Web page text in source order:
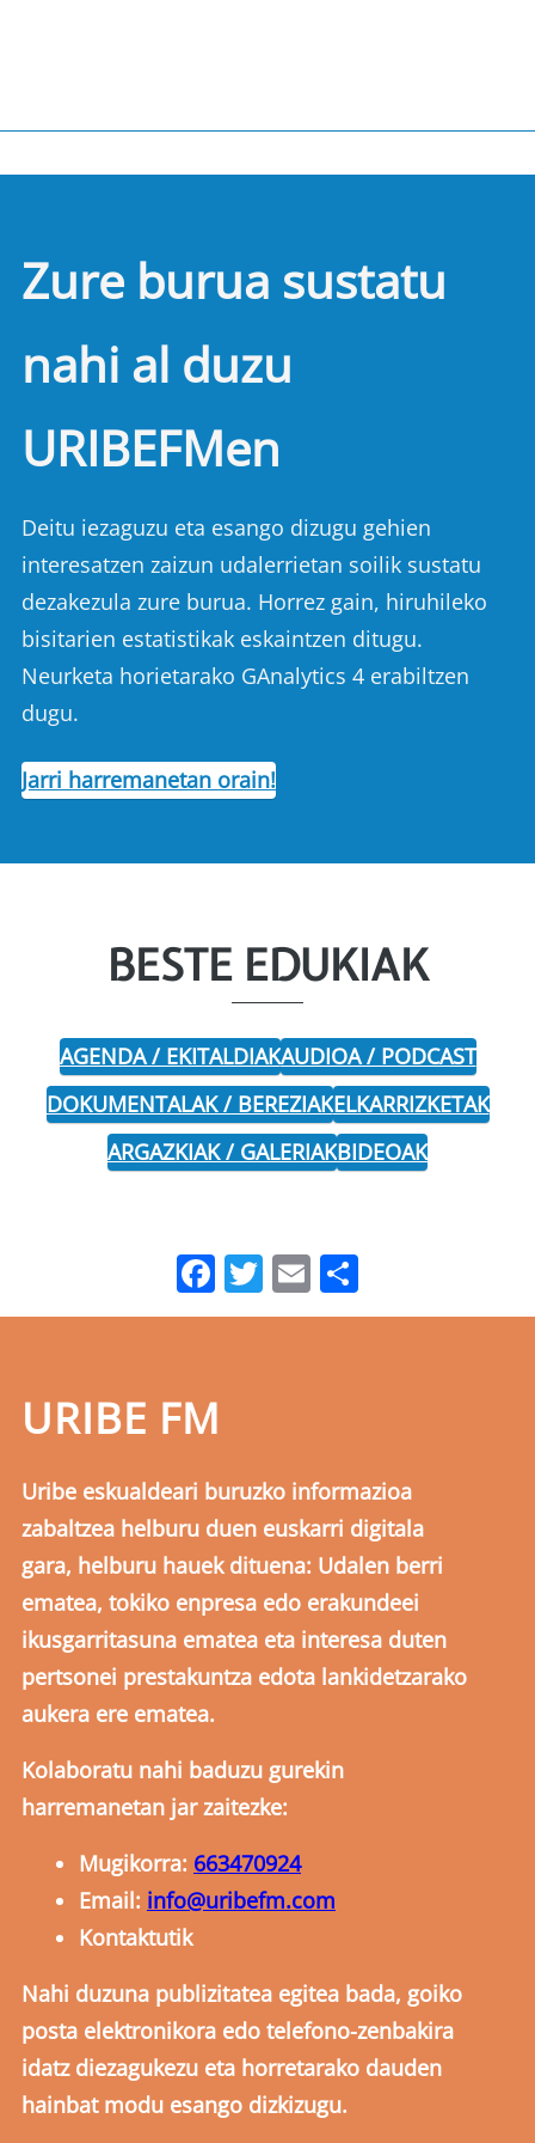
Zure burua sustatu
nahi al duzu
URIBEFMen
Deitu iezaguzu eta esango dizugu gehien
interesatzen zaizun udalerrietan soilik sustatu
dezakezula zure burua. Horrez gain, hiruhileko
bisitarien estatistikak eskaintzen ditugu.
Neurketa horietarako GAnalytics 4 erabiltzen
dugu.
Jarri harremanetan orain!
BESTE EDUKIAK
AGENDA / EKITALDIAKAUDIOA / PODCAST
DOKUMENTALAK / BEREZIAKELKARRIZKETAK
ARGAZKIAK / GALERIAKBIDEOAK
Facebook
Twitter
Email
URIBE FM
Uribe eskualdeari buruzko informazioa
zabaltzea helburu duen euskarri digitala
gara, helburu hauek dituena: Udalen berri
ematea, tokiko enpresa edo erakundeei
ikusgarritasuna ematea eta interesa duten
pertsonei prestakuntza edota lankidetzarako
aukera ere ematea.
Kolaboratu nahi baduzu gurekin
harremanetan jar zaitezke:
Mugikorra: 663470924
Email: info@uribefm.com
Kontaktutik
Nahi duzuna publizitatea egitea bada, goiko
posta elektronikora edo telefono-zenbakira
idatz diezagukezu eta horretarako dauden
hainbat modu esango dizkizugu.